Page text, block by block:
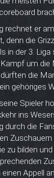
rechnet er
denn die
in der 3.
Kampf um
die
gehöriges
Spieler
ins
durch die
Zuschauern
zu bilden
Appell